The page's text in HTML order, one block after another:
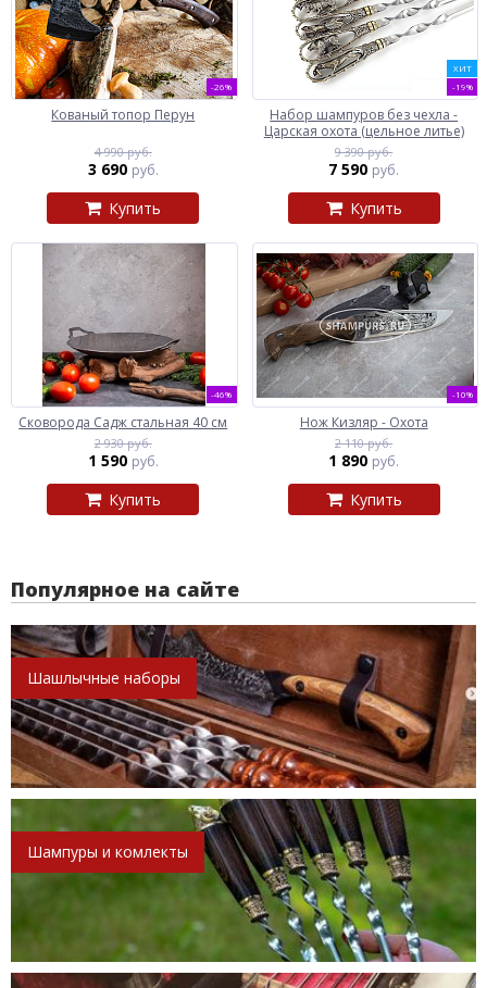
-26%
Кованый топор Перун
4 990 руб.
3 690 руб.
Купить
ХИТ
-19%
Набор шампуров без чехла -
Царская охота (цельное литье)
9 390 руб.
7 590 руб.
Купить
-46%
Сковорода Садж стальная 40 см
2 930 руб.
1 590 руб.
Купить
-10%
Нож Кизляр - Охота
2 110 руб.
1 890 руб.
Купить
Популярное на сайте
Шашлычные наборы
Шампуры и комлекты